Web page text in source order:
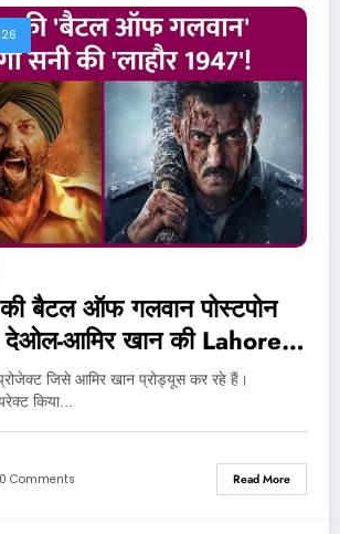
बैटल ऑफ गलवान पोस्टपोन
देओल-आमिर खान की Lahore
जिसे आमिर खान प्रोड्यूस कर रहे हैं।
किया…
0 Comments Read More